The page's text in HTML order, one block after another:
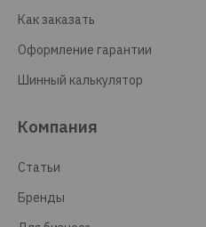
Как заказать
Оформление гарантии
Шинный калькулятор
Компания
Статьи
Бренды